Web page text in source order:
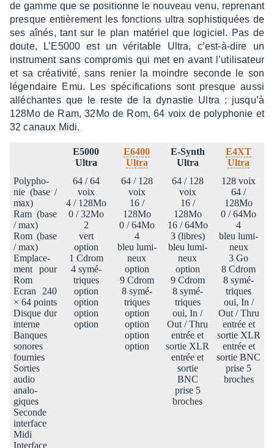
de gamme que se posi­tionne le nouveau venu, repre­nant
presque entiè­re­ment les fonc­tions ultra sophis­tiquées de
ses aînés, tant sur le plan maté­riel que logi­ciel. Pas de
doute, L’E5000 est un véri­table Ultra, c’est-à-dire un
instru­ment sans compro­mis qui met en avant l’uti­li­sa­teur
et sa créa­ti­vité, sans renier la moindre seconde le son
légen­daire Emu. Les spéci­fi­ca­tions sont presque aussi
allé­chantes que le reste de la dynas­tie Ultra : jusqu’à
128Mo de Ram, 32Mo de Rom, 64 voix de poly­pho­nie et
32 canaux Midi.
E5000
Ultra
E6400
Ultra
E-Synth
Ultra
E4XT
Ultra
Poly­pho­
nie (base /
max)
Ram (base
/ max)
Rom (base
/ max)
Empla­ce­
ment pour
Rom
Ecran 240
× 64 points
Disque dur
interne
Banques
sonores
four­nies
Sorties
audio
analo­
giques
Seconde
inter­face
Midi
Inter­face
64 / 64
voix
4 / 128Mo
0 / 32Mo
2
vert
option
1 Cdrom
4 symé­
triques
option
option
option
option
64 / 128
voix
16 /
128Mo
0 / 64Mo
4
bleu lumi­
neux
option
9 Cdrom
8 symé­
triques
option
option
option
option
64 / 128
voix
16 /
128Mo
16 / 64Mo
3 (libres)
bleu lumi­
neux
option
9 Cdrom
8 symé­
triques
oui, In /
Out / Thru
entrée et
sortie XLR
entrée et
sortie
BNC
prise 5
broches
128 voix
64 /
128Mo
0 / 64Mo
4
bleu lumi­
neux
3 Go
8 Cdrom
8 symé­
triques
oui, In /
Out / Thru
entrée et
sortie XLR
entrée et
sortie BNC
prise 5
broches